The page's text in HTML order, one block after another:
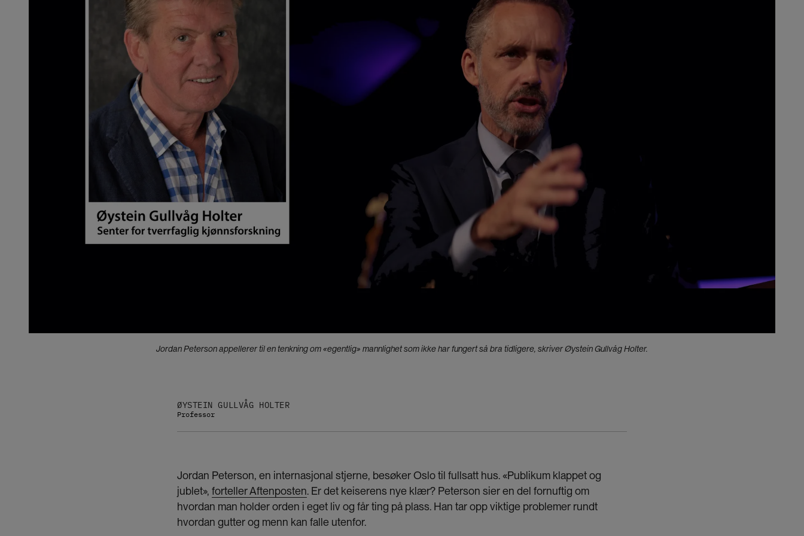
Jordan Peterson appellerer til en tenkning om «egentlig» mannlighet som ikke har fungert så bra tidligere, skriver Øystein Gullvåg Holter.
ØYSTEIN GULLVÅG HOLTER
Professor
Jordan Peterson, en internasjonal stjerne, besøker Oslo til fullsatt hus. «Publikum klappet og
jublet», forteller Aftenposten. Er det keiserens nye klær? Peterson sier en del fornuftig om
hvordan man holder orden i eget liv og får ting på plass. Han tar opp viktige problemer rundt
hvordan gutter og menn kan falle utenfor.